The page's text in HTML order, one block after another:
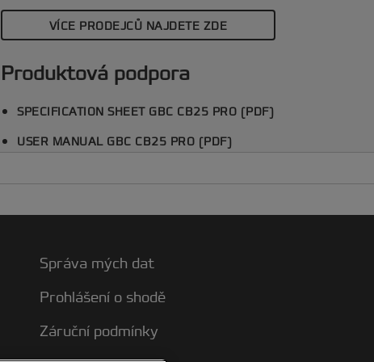
má snadný přístup k praktickému
zásobníku na odřezky. Tento robustní
g/m2 dokáže svázat až 500 listů najednou
pomocí 51 mm silných hřbetů, což z něj
činí ideální volbu pro efektivní vazbu a
organizaci dokumentů. Stříbrná barva.
VÍCE PRODEJCŮ NAJDETE ZDE
Produktová podpora
SPECIFICATION SHEET GBC CB25 PRO (PDF)
USER MANUAL GBC CB25 PRO (PDF)
Správa mých dat
Prohlášení o shodě
Záruční podmínky